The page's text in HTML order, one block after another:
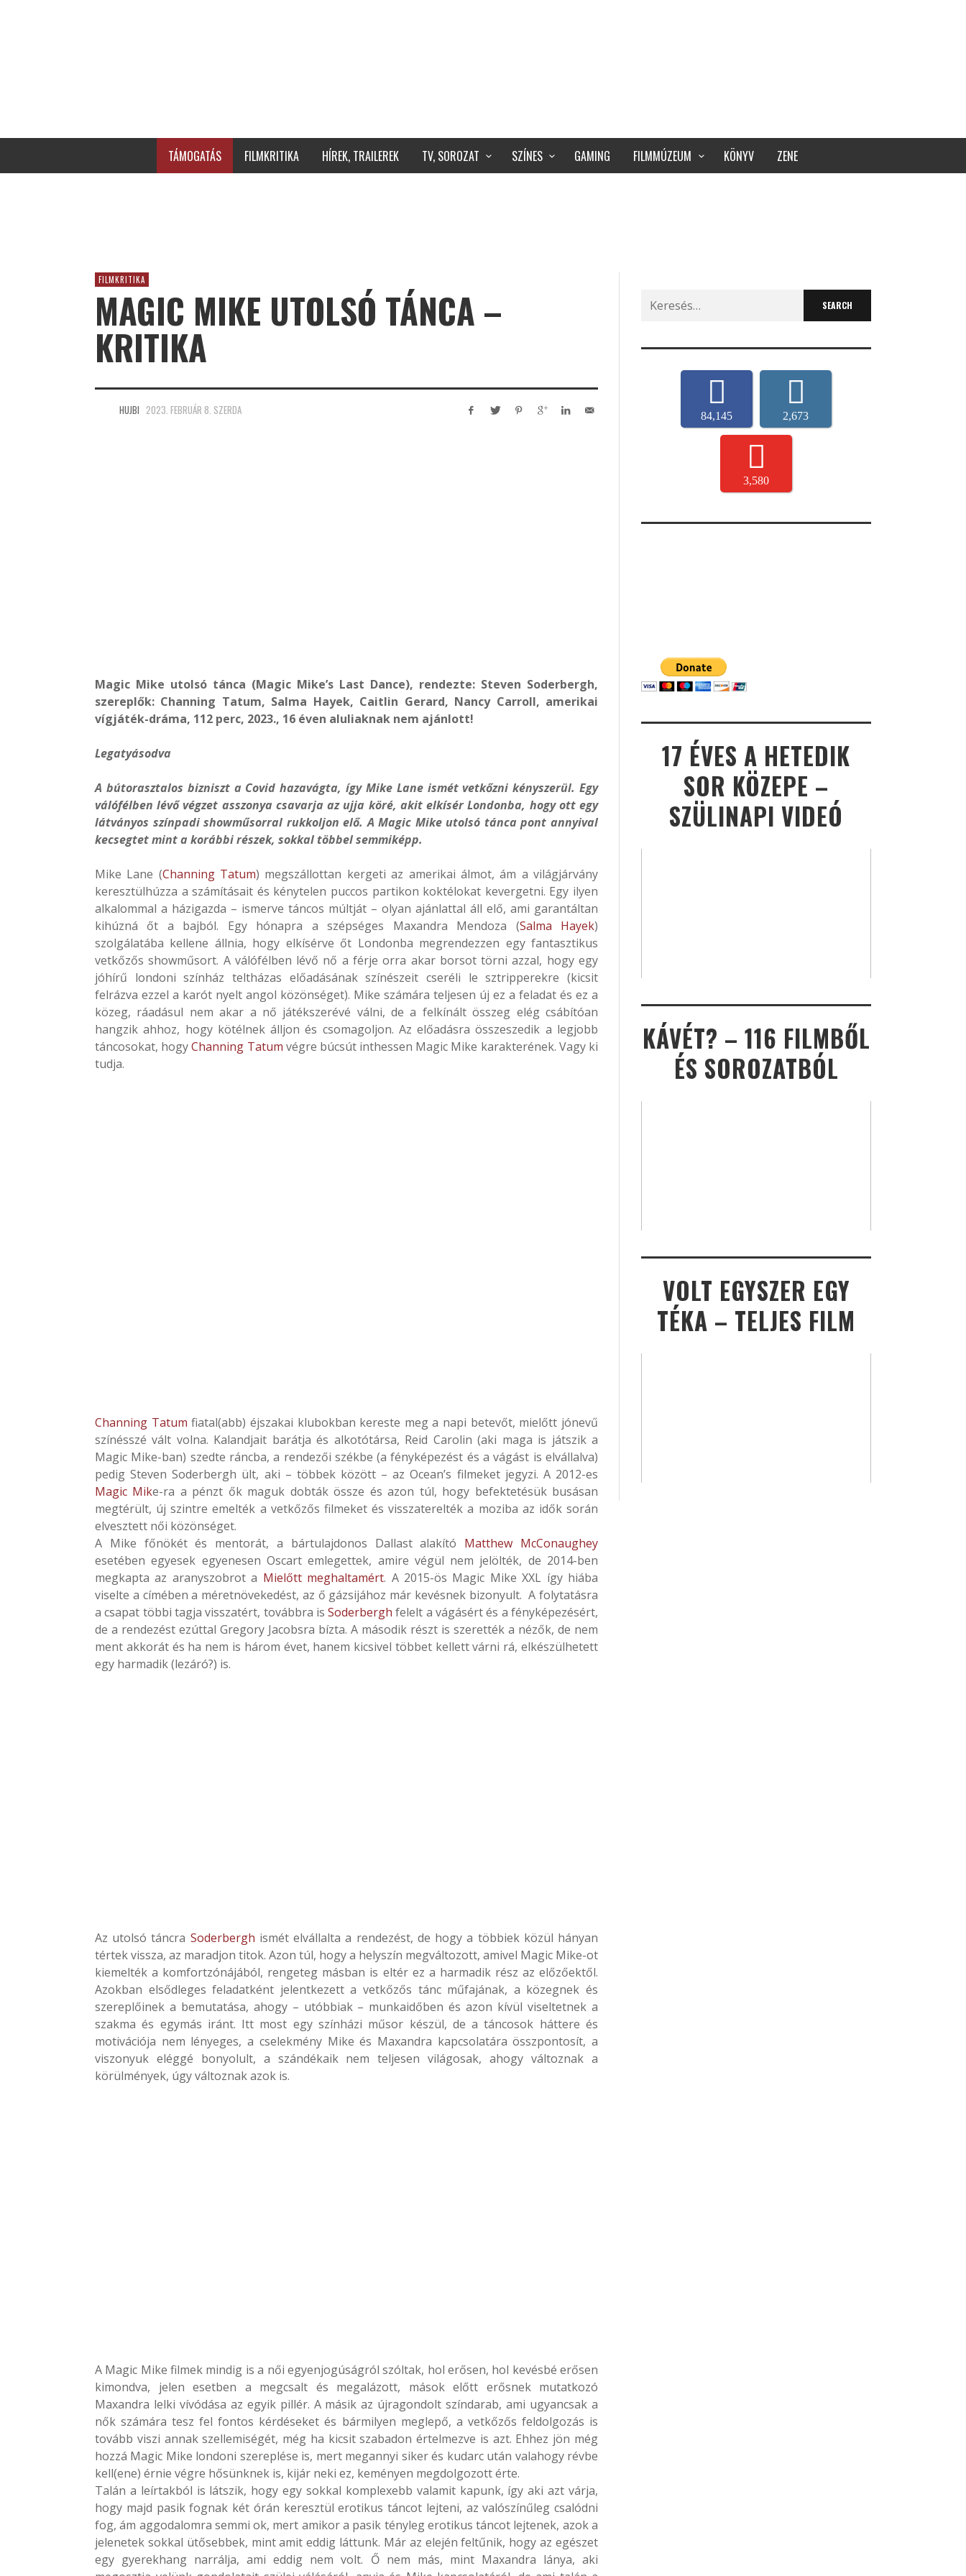
TÁMOGATÁS FILMKRITIKA HÍREK, TRAILEREK TV, SOROZAT SZÍNES GAMING FILMMÚZEUM KÖNYV ZENE
FILMKRITIKA
MAGIC MIKE UTOLSÓ TÁNCA –
KRITIKA
HUJBI 2023. FEBRUÁR 8. SZERDA
Magic Mike utolsó tánca (Magic Mike’s Last Dance), rendezte: Steven Soderbergh,
szereplők: Channing Tatum, Salma Hayek, Caitlin Gerard, Nancy Carroll, amerikai
vígjáték-dráma, 112 perc, 2023., 16 éven aluliaknak nem ajánlott!
Legatyásodva
A bútorasztalos bizniszt a Covid hazavágta, így Mike Lane ismét vetkőzni kényszerül. Egy
válófélben lévő végzet asszonya csavarja az ujja köré, akit elkísér Londonba, hogy ott egy
látványos színpadi showműsorral rukkoljon elő. A Magic Mike utolsó tánca pont annyival
kecsegtet mint a korábbi részek, sokkal többel semmiképp.
Mike Lane (Channing Tatum) megszállottan kergeti az amerikai álmot, ám a világjárvány
keresztülhúzza a számításait és kénytelen puccos partikon koktélokat kevergetni. Egy ilyen
alkalommal a házigazda – ismerve táncos múltját – olyan ajánlattal áll elő, ami garantáltan
kihúzná őt a bajból. Egy hónapra a szépséges Maxandra Mendoza (Salma Hayek)
szolgálatába kellene állnia, hogy elkísérve őt Londonba megrendezzen egy fantasztikus
vetkőzős showműsort. A válófélben lévő nő a férje orra akar borsot törni azzal, hogy egy
jóhírű londoni színház teltházas előadásának színészeit cseréli le sztripperekre (kicsit
felrázva ezzel a karót nyelt angol közönséget). Mike számára teljesen új ez a feladat és ez a
közeg, ráadásul nem akar a nő játékszerévé válni, de a felkínált összeg elég csábítóan
hangzik ahhoz, hogy kötélnek álljon és csomagoljon. Az előadásra összeszedik a legjobb
táncosokat, hogyChanning Tatum végre búcsút inthessen Magic Mike karakterének. Vagy ki
tudja.
Channing Tatum fiatal(abb) éjszakai klubokban kereste meg a napi betevőt, mielőtt jónevű
színésszé vált volna. Kalandjait barátja és alkotótársa, Reid Carolin (aki maga is játszik a
Magic Mike-ban) szedte ráncba, a rendezői székbe (a fényképezést és a vágást is elvállalva)
pedig Steven Soderbergh ült, aki – többek között – az Ocean’s filmeket jegyzi. A 2012-es
Magic Mike-ra a pénzt ők maguk dobták össze és azon túl, hogy befektetésük busásan
megtérült, új szintre emelték a vetkőzős filmeket és visszaterelték a moziba az idők során
elvesztett női közönséget.
A Mike főnökét és mentorát, a bártulajdonos Dallast alakító Matthew McConaughey
esetében egyesek egyenesen Oscart emlegettek, amire végül nem jelölték, de 2014-ben
megkapta az aranyszobrot a Mielőtt meghaltamért. A 2015-ös Magic Mike XXL így hiába
viselte a címében a méretnövekedést, az ő gázsijához már kevésnek bizonyult. A folytatásra
a csapat többi tagja visszatért, továbbra isSoderbergh felelt a vágásért és a fényképezésért,
de a rendezést ezúttal Gregory Jacobsra bízta. A második részt is szerették a nézők, de nem
ment akkorát és ha nem is három évet, hanem kicsivel többet kellett várni rá, elkészülhetett
egy harmadik (lezáró?) is.
Az utolsó táncra Soderbergh ismét elvállalta a rendezést, de hogy a többiek közül hányan
tértek vissza, az maradjon titok. Azon túl, hogy a helyszín megváltozott, amivel Magic Mike-ot
kiemelték a komfortzónájából, rengeteg másban is eltér ez a harmadik rész az előzőektől.
Azokban elsődleges feladatként jelentkezett a vetkőzős tánc műfajának, a közegnek és
szereplőinek a bemutatása, ahogy – utóbbiak – munkaidőben és azon kívül viseltetnek a
szakma és egymás iránt. Itt most egy színházi műsor készül, de a táncosok háttere és
motivációja nem lényeges, a cselekmény Mike és Maxandra kapcsolatára összpontosít, a
viszonyuk eléggé bonyolult, a szándékaik nem teljesen világosak, ahogy változnak a
körülmények, úgy változnak azok is.
A Magic Mike filmek mindig is a női egyenjogúságról szóltak, hol erősen, hol kevésbé erősen
kimondva, jelen esetben a megcsalt és megalázott, mások előtt erősnek mutatkozó
Maxandra lelki vívódása az egyik pillér. A másik az újragondolt színdarab, ami ugyancsak a
nők számára tesz fel fontos kérdéseket és bármilyen meglepő, a vetkőzős feldolgozás is
tovább viszi annak szellemiségét, még ha kicsit szabadon értelmezve is azt. Ehhez jön még
hozzá Magic Mike londoni szereplése is, mert megannyi siker és kudarc után valahogy révbe
kell(ene) érnie végre hősünknek is, kijár neki ez, keményen megdolgozott érte.
Talán a leírtakból is látszik, hogy egy sokkal komplexebb valamit kapunk, így aki azt várja,
hogy majd pasik fognak két órán keresztül erotikus táncot lejteni, az valószínűleg csalódni
fog, ám aggodalomra semmi ok, mert amikor a pasik tényleg erotikus táncot lejtenek, azok a
jelenetek sokkal ütősebbek, mint amit eddig láttunk. Már az elején feltűnik, hogy az egészet
egy gyerekhang narrálja, ami eddig nem volt. Ő nem más, mint Maxandra lánya, aki
Search
for:
84,145 2,673
3,580
17 ÉVES A HETEDIK
SOR KÖZEPE –
SZÜLINAPI VIDEÓ
KÁVÉT? – 116 FILMBŐL
ÉS SOROZATBÓL
VOLT EGYSZER EGY
TÉKA – TELJES FILM